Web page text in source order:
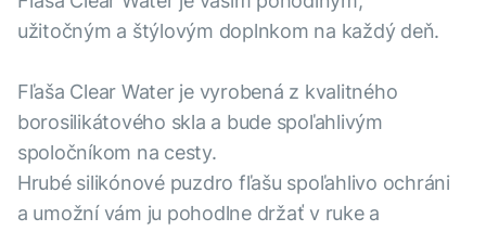
užitočným a štýlovým doplnkom na každý deň.
Fľaša Clear Water je vyrobená z kvalitného
borosilikátového skla a bude spoľahlivým
spoločníkom na cesty.
Hrubé silikónové puzdro fľašu spoľahlivo ochráni
a umožní vám ju pohodlne držať v ruke a